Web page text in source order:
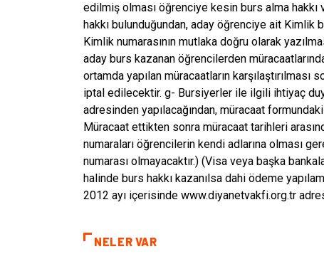
edilmiş olması öğrenciye kesin burs alma
hakkı bulunduğundan, aday öğrenciye ait Kimlik
Kimlik numarasının mutlaka doğru olarak
aday burs kazanan öğrencilerden
ortamda yapılan müracaatların
iptal edilecektir. g- Bursiyerler ile ilgili ihtiyaç
adresinden yapılacağından, müracaat
Müracaat ettikten sonra müracaat tarihleri
numaraları öğrencilerin kendi adlarına olması
numarası olmayacaktır.) (Visa veya başka
halinde burs hakkı kazanılsa dahi ödeme
2012 ayı içerisinde www.diyanetvakfi.org.tr
NELER VAR